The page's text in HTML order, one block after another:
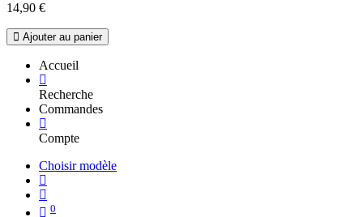
14,90 €
Ajouter au panier
Accueil
Recherche
Commandes
Compte
Choisir modèle
0